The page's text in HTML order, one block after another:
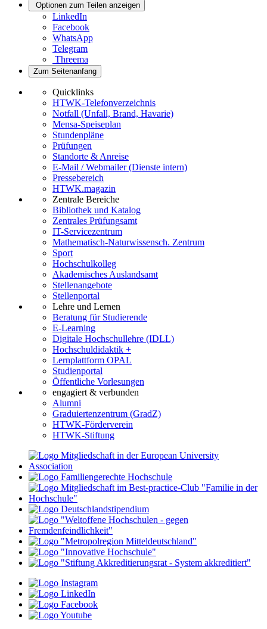
Optionen zum Teilen anzeigen
LinkedIn
Facebook
WhatsApp
Telegram
Threema
Zum Seitenanfang
Quicklinks
HTWK-Telefonverzeichnis
Notfall (Unfall, Brand, Havarie)
Mensa-Speiseplan
Stundenpläne
Prüfungen
Standorte & Anreise
E-Mail / Webmailer (Dienste intern)
Pressebereich
HTWK.magazin
Zentrale Bereiche
Bibliothek und Katalog
Zentrales Prüfungsamt
IT-Servicezentrum
Mathematisch-Naturwissensch. Zentrum
Sport
Hochschulkolleg
Akademisches Auslandsamt
Stellenangebote
Stellenportal
Lehre und Lernen
Beratung für Studierende
E-Learning
Digitale Hochschullehre (IDLL)
Hochschuldidaktik +
Lernplattform OPAL
Studienportal
Öffentliche Vorlesungen
engagiert & verbunden
Alumni
Graduiertenzentrum (GradZ)
HTWK-Förderverein
HTWK-Stiftung